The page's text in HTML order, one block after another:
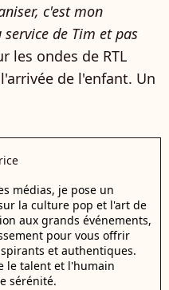
c'est mon
de Tim et pas
les ondes de RTL
de l'enfant. Un
médias, je pose un
la culture pop et l'art de
aux grands événements,
pour vous offrir
et authentiques.
le talent et l'humain
sérénité.